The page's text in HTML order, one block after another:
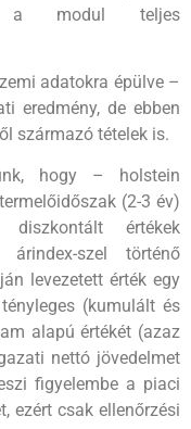
a modul teljes
adatokra épülve –
eredmény, de ebben
származó tételek is.
hogy – holstein
(2-3 év)
értékek
szel történő
levezetett érték egy
(kumulált és
alapú értékét (azaz
nettó jövedelmet
figyelembe a piaci
ezért csak ellenőrzési